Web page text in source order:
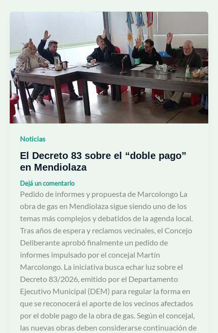
Noticias
El Decreto 83 sobre el “doble pago”
en Mendiolaza
Dejá un comentario
Pedido de informes y propuesta de Marcolongo La
obra de gas en Mendiolaza sigue siendo uno de los
temas más complejos y debatidos de la agenda local.
Tras años de espera y reclamos vecinales, el Concejo
Deliberante aprobó finalmente un pedido de
informes impulsado por el concejal Martín
Marcolongo. La iniciativa busca echar luz sobre el
Decreto 83/2026, emitido por el Departamento
Ejecutivo Municipal (DEM) para regular la forma en
que se reconocerá el aporte de los vecinos afectados
por el doble pago de la obra de gas. Según el concejal,
las nuevas obras deben considerarse continuación de
sobre
el
“doble
pago”
en
Mendiolaza